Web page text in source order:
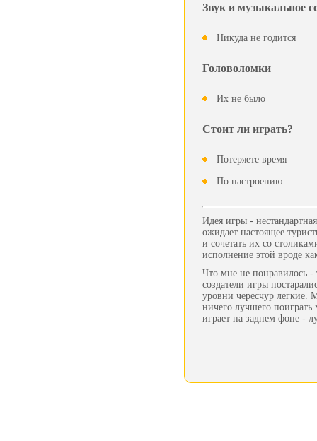
Звук и музыкальное
Никуда не годится
Головоломки
Их не было
Стоит ли играть?
Потеряете время
По настроению
Идея игры -
ожидает настоящее
и сочетать их со
исполнение этой вроде
Что мне не понравилось -
создатели игры
уровни чересчур легкие.
ничего лучшего
играет на заднем фоне -